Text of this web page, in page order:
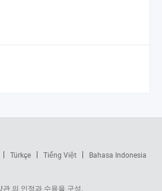
Türkçe Tiếng Việt Bahasa Indonesia
의 인정과 수용을 구성.